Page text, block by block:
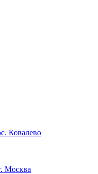
Ковалево
Москва